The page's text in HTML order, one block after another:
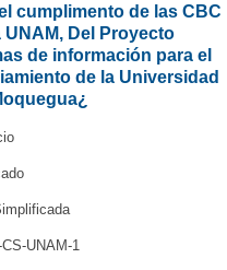
cumplimento de las CBC
Del Proyecto
de información para el
de la Universidad
UNAM-1